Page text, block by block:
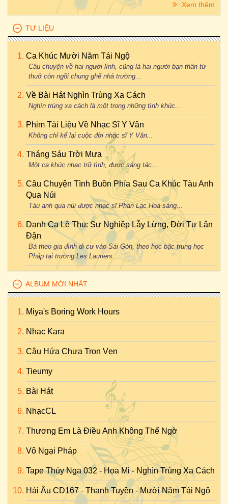
Xem thêm
TƯ LIỆU
Ca Khúc Mười Năm Tái Ngộ
Câu chuyện về hai người lính, cũng là hai người bạn thân từ
thuở còn ngồi chung ghế nhà trường...
Về Bài Hát Nghìn Trùng Xa Cách
Nghìn trùng xa cách là một trong những tình khúc...
Phim Tài Liệu Về Nhạc Sĩ Y Vân
Không chỉ kể lại cuộc đời nhạc sĩ Y Vân...
Tháng Sáu Trời Mưa
Một ca khúc nhạc trữ tình, được sáng tác...
Câu Chuyện Tình Buồn Phía Sau Ca Khúc Tàu Anh
Qua Núi
Tàu anh qua núi được nhạc sĩ Phan Lạc Hoa sáng...
Danh Ca Lệ Thu: Sự Nghiệp Lẫy Lừng, Đời Tư Lận
Đận
Bà theo gia đình di cư vào Sài Gòn, theo học bậc trung học
Pháp tại trường Les Lauriers...
ALBUM MỚI NHẤT
Miya's Boring Work Hours
Nhac Kara
Câu Hứa Chưa Trọn Vẹn
Tieumy
Bài Hát
NhạcCL
Thương Em Là Điều Anh Không Thể Ngờ
Vô Ngại Pháp
Tape Thúy Nga 032 - Họa Mi - Nghìn Trùng Xa Cách
Hải Âu CD167 - Thanh Tuyền - Mười Năm Tái Ngộ